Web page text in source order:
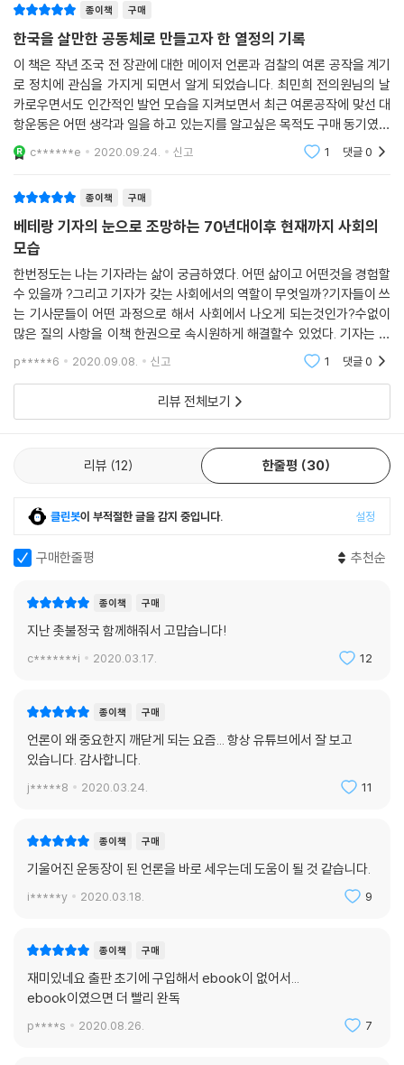
종이책 구매
한국을 살만한 공동체로 만들고자 한 열정의 기록
이 책은 작년 조국 전 장관에 대한 메이저 언론과 검찰의 여론 공작을 계기
로 정치에 관심을 가지게 되면서 알게 되었습니다. 최민희 전의원님의 날
카로우면서도 인간적인 발언 모습을 지켜보면서 최근 여론공작에 맞선 대
항운동은 어떤 생각과 일을 하고 있는지를 알고싶은 목적도 구매 동기였습
니다. 하지만 읽어보니 이 책은 단지 최근의 일이 아니라 한국의 민주 운동
의 역사에 대한
c******e 2020.09.24. 신고 1 댓글0
종이책 구매
베테랑 기자의 눈으로 조망하는 70년대이후 현재까지 사회의
모습
한번정도는 나는 기자라는 삶이 궁금하였다. 어떤 삶이고 어떤것을 경험할
수 있을까 ?그리고 기자가 갖는 사회에서의 역할이 무엇일까?기자들이 쓰
는 기사문들이 어떤 과정으로 해서 사회에서 나오게 되는것인가?수없이
많은 질의 사항을 이책 한권으로 속시원하게 해결할수 있었다. 기자는 수
많은 시민들의 눈과 귀가 되어 주어야 한다. 그런데 사실 적지 않은 숫자의
친일 언론들은 오
p*****6 2020.09.08. 신고 1 댓글0
리뷰 전체보기
리뷰 12 한줄평 30
클린봇이 부적절한 글을 감지 중입니다. 설정
구매한줄평 추천순
종이책 구매
지난 촛불정국 함께해줘서 고맙습니다!
c*******i 2020.03.17. 12
종이책 구매
언론이 왜 중요한지 깨닫게 되는 요즘... 항상 유튜브에서 잘 보고
있습니다. 감사합니다.
j*****8 2020.03.24. 11
종이책 구매
기울어진 운동장이 된 언론을 바로 세우는데 도움이 될 것 같습니다.
i*****y 2020.03.18. 9
종이책 구매
재미있네요 출판 초기에 구입해서 ebook이 없어서...
ebook이였으면 더 빨리 완독
p****s 2020.08.26. 7